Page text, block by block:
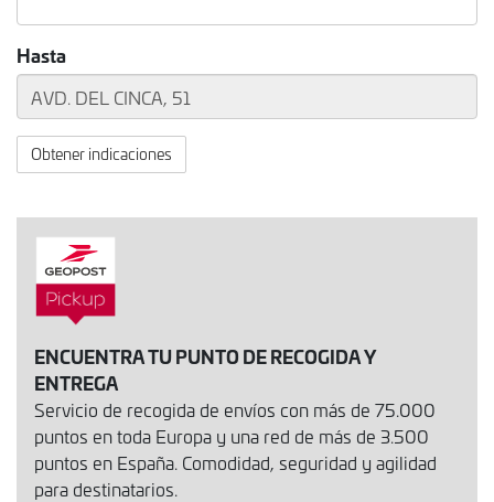
Hasta
Obtener indicaciones
ENCUENTRA TU PUNTO DE RECOGIDA Y
ENTREGA
Servicio de recogida de envíos con más de 75.000
puntos en toda Europa y una red de más de 3.500
puntos en España. Comodidad, seguridad y agilidad
para destinatarios.